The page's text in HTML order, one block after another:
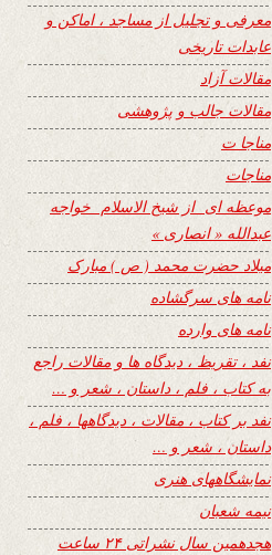
معرفی و تجلیل از مساجد ، اماکن و
عابدات تاریخی
مقالات آزاد
مقالات جالب و پژوهشی
مناجا ت
مناجات
موعظه ای از شیخ الاسلام خواجه
عبدالله « انصاری »
میلاد حضرت محمد ( ص ) مبارک
نامه های سرگشاده
نامه های وارده
نفد ، تقریظ ، دیدگاه ها و مقالات راجع
به کتاب ، فلم ، داستان ، شعر و …
نفد بر کتاب ، مقالات ، دیدگاهها ، فلم ،
داستان ، شعر و …
نمایشگاههای هنری
نیمه شعبان
هجدهمین سال نشراتی ۲۴ ساعت